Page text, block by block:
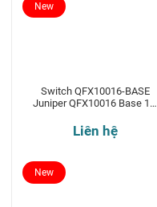
Switch QFX10016-BASE
Juniper QFX10016 Base 16-
Liên hệ
New
New